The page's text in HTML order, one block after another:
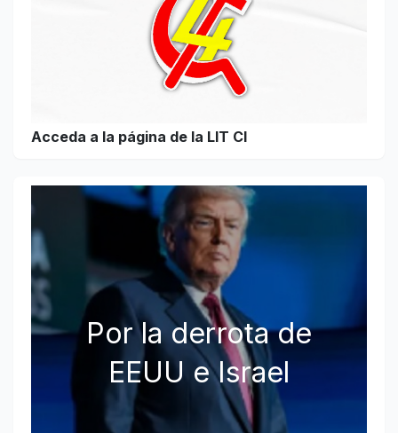
Acceda a la página de la LIT CI
Por la derrota de
EEUU e Israel